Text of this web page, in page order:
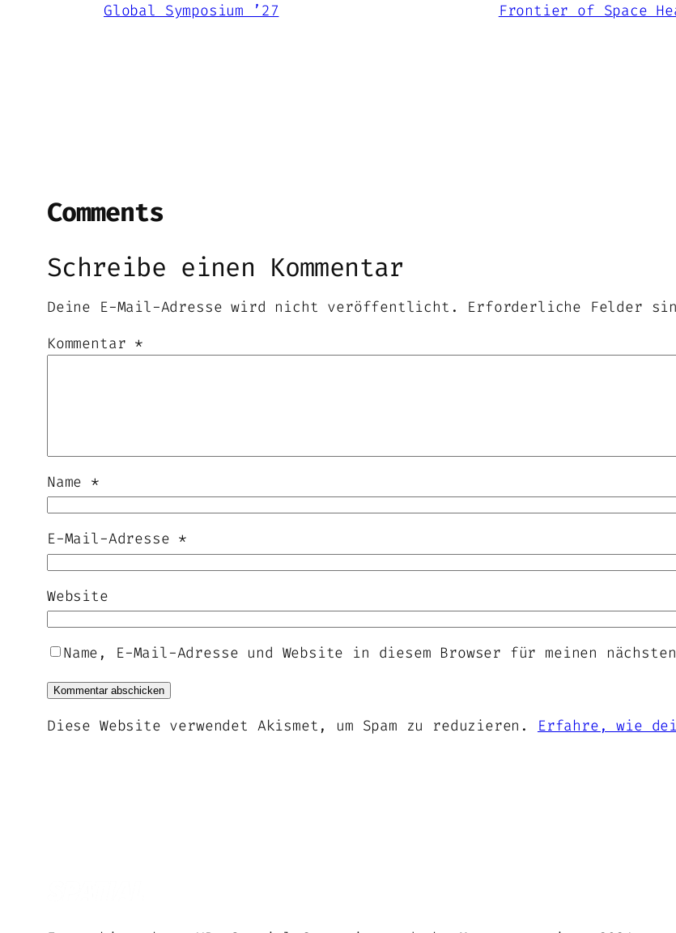
Global Symposium ’27
Frontier of Space
Comments
Schreibe einen Kommentar
Deine E-Mail-Adresse wird nicht veröffentlicht. Erforderliche Felder
Kommentar *
Name *
E-Mail-Adresse *
Website
Name, E-Mail-Adresse und Website in diesem Browser für meinen
Diese Website verwendet Akismet, um Spam zu reduzieren. Erfahre, wie